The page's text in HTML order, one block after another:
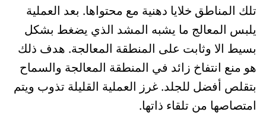
تلك المناطق خلايا دهنية مع محتواها. بعد العملية
يلبس المعالج ما يشبه المشد الذي يضغط بشكل
بسيط الا وثابت على المنطقة المعالجة. هدف ذلك
هو منع انتفاخ زائد في المنطقة المعالجة والسماح
بتقلص أفضل للجلد. غرز العملية القليلة تذوب ويتم
امتصاصها من تلقاء ذاتها.